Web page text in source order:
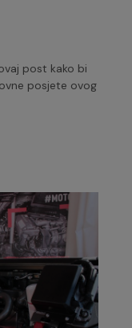
post kako bi
posjete ovog